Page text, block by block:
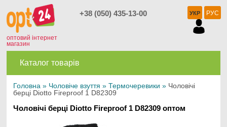
оптовий інтернет
магазин
+38 (050) 435-13-00 УКР РУС
Каталог товарів
Головна » Чоловіче взуття » Термочеревики » Чоловічі
берці Diotto Fireproof 1 D82309
Чоловічі берці Diotto Fireproof 1 D82309 оптом